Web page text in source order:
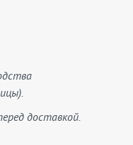
доставкой.